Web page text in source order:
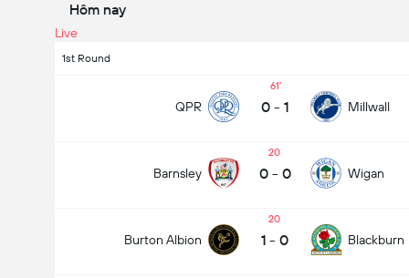
Hôm nay
Live
1st Round
QPR
61
0 - 1 Millwall
Barnsley
20
0 - 0 Wigan
Burton Albion
20
1 - 0 Blackburn